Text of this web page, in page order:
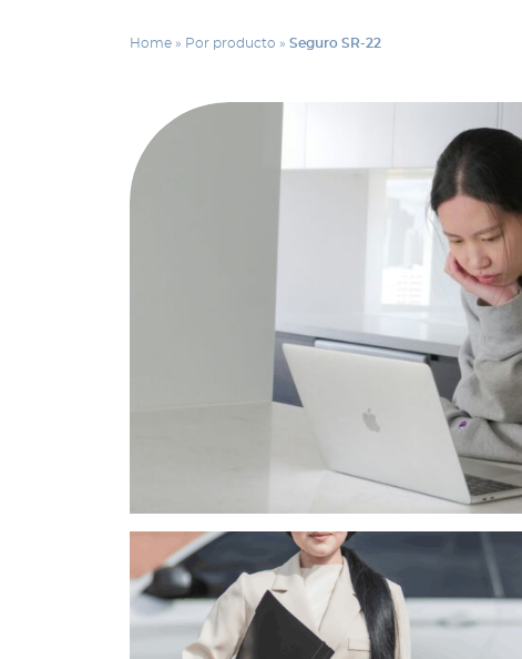
Home » Por producto » Seguro SR-22